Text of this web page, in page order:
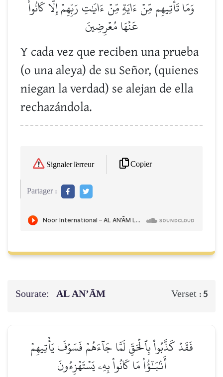
وَمَا تَأۡتِيهِم مِّنۡ ءَايَةٖ مِّنۡ ءَايَٰتِ رَبِّهِمۡ إِلَّا كَانُواْ
عَنۡهَا مُعۡرِضِينَ
Y cada vez que reciben una prueba
(o una aleya) de su Señor, (quienes
niegan la verdad) se alejan de ella
rechazándola.
Signaler l'erreur Copier
Partager :
Sourate: AL AN’ĀM Verset :5
فَقَدۡ كَذَّبُواْ بِٱلۡحَقِّ لَمَّا جَآءَهُمۡ فَسَوۡفَ يَأۡتِيهِمۡ
أَنۢبَـٰٓؤُاْ مَا كَانُواْ بِهِۦ يَسۡتَهۡزِءُونَ